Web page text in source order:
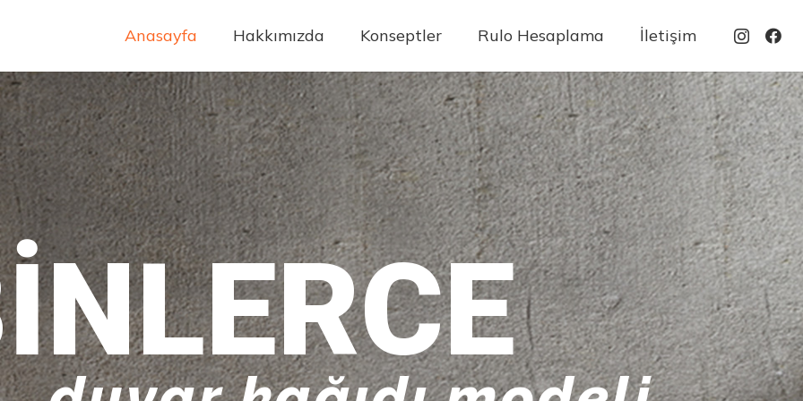
Anasayfa Hakkımızda Konseptler Rulo Hesaplama İletişim